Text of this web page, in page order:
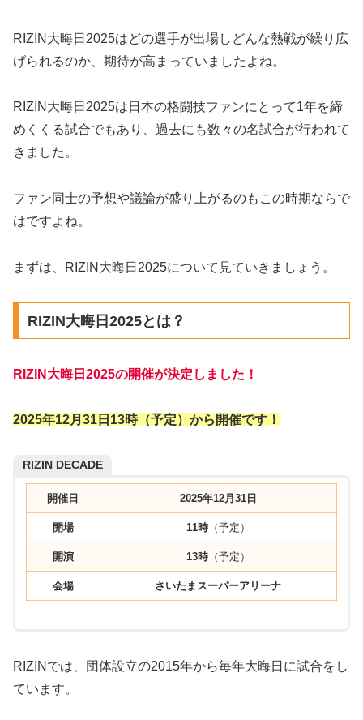
RIZIN大晦日2025はどの選手が出場しどんな熱戦が繰り広
げられるのか、期待が高まっていましたよね。
RIZIN大晦日2025は日本の格闘技ファンにとって1年を締
めくくる試合でもあり、過去にも数々の名試合が行われて
きました。
ファン同士の予想や議論が盛り上がるのもこの時期ならで
はですよね。
まずは、RIZIN大晦日2025について見ていきましょう。
RIZIN大晦日2025とは？
RIZIN大晦日2025の開催が決定しました！
2025年12月31日13時（予定）から開催です！
RIZIN DECADE
開催日 2025年12月31日
開場 11時（予定）
開演 13時（予定）
会場 さいたまスーパーアリーナ
RIZINでは、団体設立の2015年から毎年大晦日に試合をし
ています。